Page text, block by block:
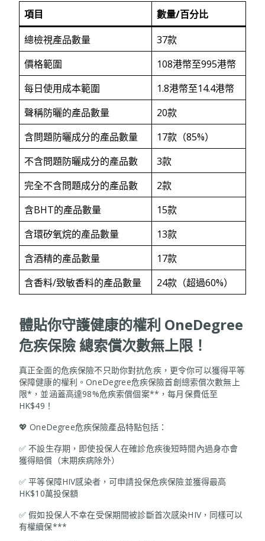
項目 數量/百分比
總檢視產品數量
37款
價格範圍
108港幣至995港幣
每日使用成本範圍
1.8港幣至14.4港幣
聲稱防曬的產品數量
20款
含問題防曬成分的產品數量
17款（85%）
不含問題防曬成分的產品數
3款
完全不含問題成分的產品數
2款
含BHT的產品數量
15款
含環矽氧烷的產品數量
13款
含酒精的產品數量
17款
含香料/致敏香料的產品數量
24款（超過60%）
體貼你守護健康的權利 OneDegree
危疾保險 總索償次數無上限 ！
真正全面的危疾保險不只助你對抗危疾，更令你可以獲得平等
保障健康的權利。OneDegree危疾保險首創總索償次數無上
限*，並涵蓋高達98%危疾索償個案**，每月保費低至
HK$49！
💖 OneDegree危疾保險產品特點包括：
✅ 不設生存期，即使投保人在確診危疾後短時間內過身亦會
獲得賠償（末期疾病除外）
✅ 平等保障HIV感染者，可申請投保危疾保險並獲得最高
HK$10萬投保額
✅ 假如投保人不幸在受保期間被診斷首次感染HIV，同樣可以
有權續保***